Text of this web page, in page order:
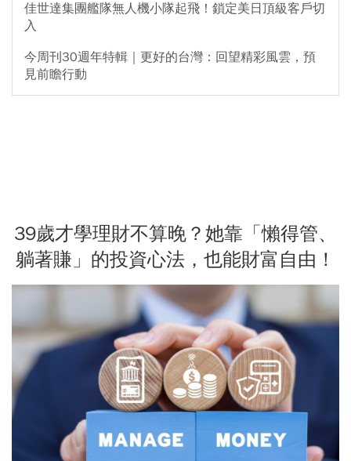
佳世達集團艦隊無人機小隊起飛！鎖定美日頂級客戶切
入
今周刊30週年特輯｜更好的台灣：回望精彩風雲，預
見前瞻行動
39歲才學理財不算晚？她靠「懶得管、
躺著賺」的投資心法，也能財富自由！